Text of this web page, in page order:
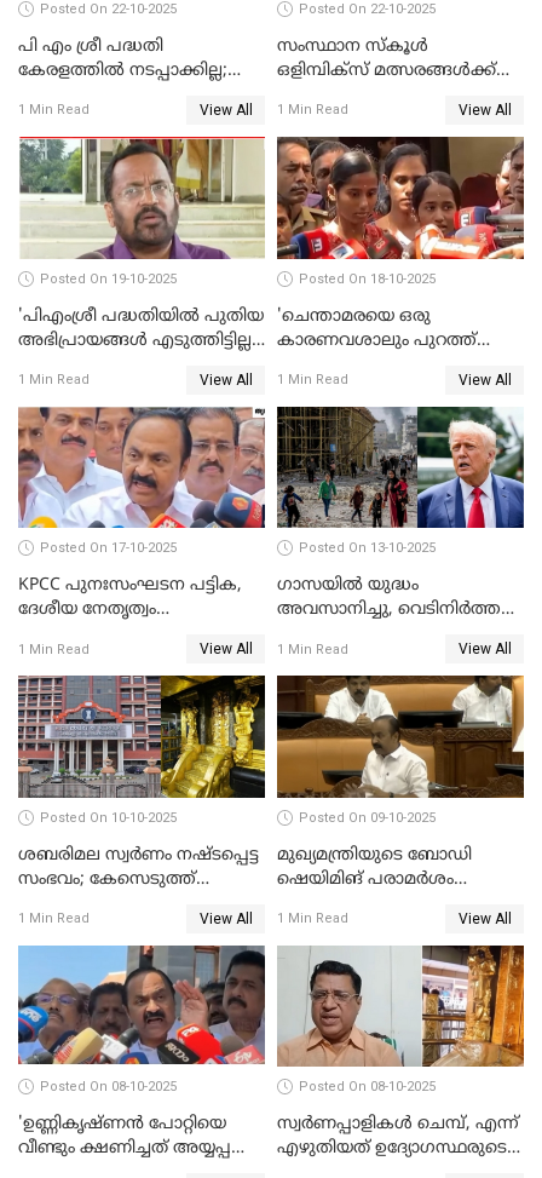
Posted On 22-10-2025
പി എം ശ്രീ പദ്ധതി
കേരളത്തില്‍ നടപ്പാക്കില്ല;
VIDEO
1 Min Read View All
Posted On 22-10-2025
സംസ്ഥാന സ്‌കൂള്‍
ഒളിമ്പിക്‌സ് മത്സരങ്ങള്‍ക്ക്
1 Min Read View All
Posted On 19-10-2025
'പിഎംശ്രീ പദ്ധതിയില്‍ പുതിയ
അഭിപ്രായങ്ങള്‍ എടുത്തിട്ടില്ല';
1 Min Read View All
Posted On 18-10-2025
'ചെന്താമരയെ ഒരു
കാരണവശാലും പുറത്ത്
തങ്ങള്‍ക്ക് ഭയമാണ്';
സജിതയുടെ പെണ്‍മക്കള്‍
WATCH VIDEO
1 Min Read View All
Posted On 17-10-2025
KPCC പുനഃസംഘടന പട്ടിക,
ദേശീയ നേതൃത്വം
ഡി സതീശന്‍ WATCH VIDEO
1 Min Read View All
Posted On 13-10-2025
ഗാസയില്‍ യുദ്ധം
അവസാനിച്ചു, വെടിനിര്‍ത്തല്‍
1 Min Read View All
Posted On 10-10-2025
ശബരിമല സ്വര്‍ണം നഷ്ടപ്പെട്ട
സംഭവം; കേസെടുത്ത്
ഉത്തരവിട്ട് ഹൈക്കോടതി
WATCH VIDEO
1 Min Read View All
Posted On 09-10-2025
മുഖ്യമന്ത്രിയുടെ ബോഡി
ഷെയിമിങ് പരാമര്‍ശം
പ്രതിപക്ഷം WATCH VIDEO
1 Min Read View All
Posted On 08-10-2025
'ഉണ്ണികൃഷ്ണന്‍ പോറ്റിയെ
വീണ്ടും ക്ഷണിച്ചത് അയ്യപ്പ
Posted On 08-10-2025
സ്വർണപ്പാളികൾ ചെമ്പ്, എന്ന്
എഴുതിയത് ഉദ്യോഗസ്ഥരുടെ